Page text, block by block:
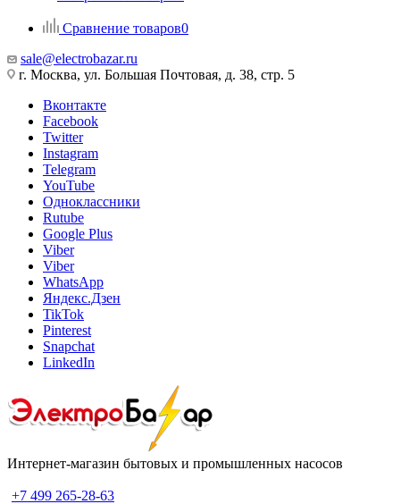
Сравнение товаров0
sale@electrobazar.ru
г. Москва, ул. Большая Почтовая, д. 38, стр. 5
Вконтакте
Facebook
Twitter
Instagram
Telegram
YouTube
Одноклассники
Rutube
Google Plus
Viber
Viber
WhatsApp
Яндекс.Дзен
TikTok
Pinterest
Snapchat
LinkedIn
Интернет-магазин бытовых и промышленных насосов
+7 499 265-28-63